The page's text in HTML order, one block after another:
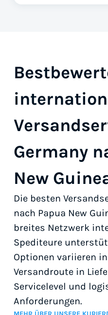
Germany
New
Die besten
nach Papua New
breites Netzwerk
Spediteure
Optionen variieren
Versandroute in
Servicelevel und
Anforderungen.